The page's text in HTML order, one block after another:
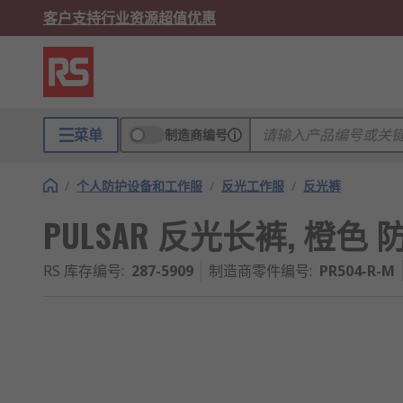
客户支持行业资源超值优惠
菜单 制造商编号
/ 个人防护设备和工作服 / 反光工作服 / 反光裤
PULSAR 反光长裤, 橙色
RS 库存编号: 287-5909 制造商零件编号: PR504-R-M